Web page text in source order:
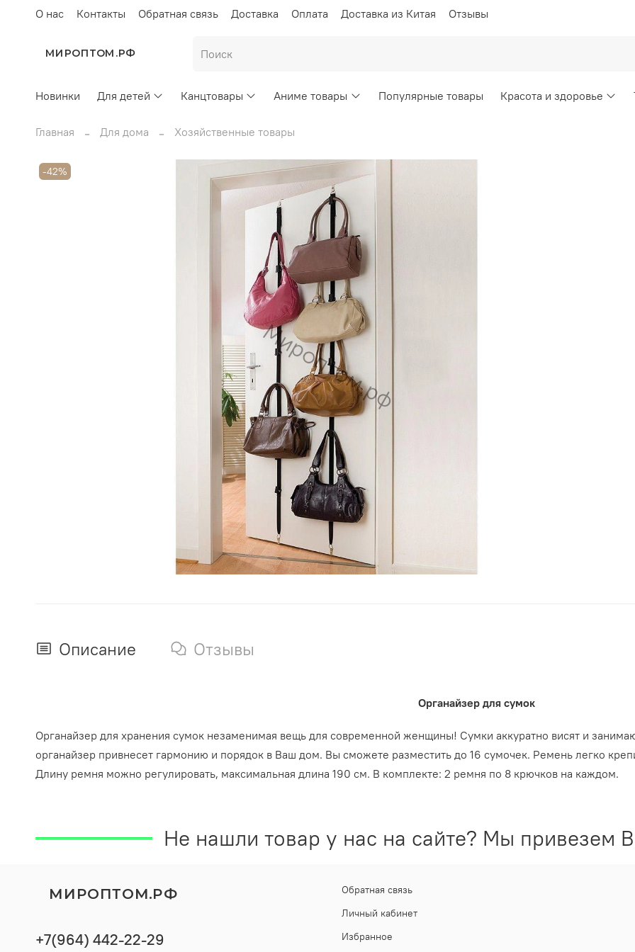
О нас Контакты Обратная связь Доставка Оплата Доставка из Китая Отзывы
МИРОПТОМ.РФ
Новинки Для детей Канцтовары Аниме товары Популярные товары Красота и здоровье
Главная Для дома Хозяйственные товары
-42%
Описание Отзывы
Органайзер для сумок
Органайзер для хранения сумок незаменимая вещь для современной женщины! Сумки аккуратно висят и
органайзер привнесет гармонию и порядок в Ваш дом. Вы сможете разместить до 16 сумочек. Ремень легко
Длину ремня можно регулировать, максимальная длина 190 см. В комплекте: 2 ремня по 8 крючков на каждом.
Не нашли товар у нас на сайте? Мы привезем
Обратная связь
Личный кабинет
Избранное
МИРОПТОМ.РФ
+7(964) 442-22-29